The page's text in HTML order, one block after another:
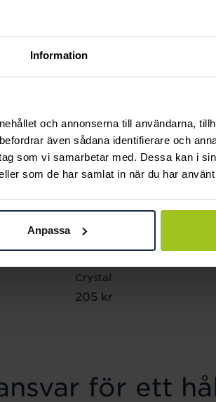
Information
och annonserna till användarna,
även sådana identifierare och
som vi samarbetar med. Dessa kan i
som de har samlat in när du har
Anpassa
Blomdahl
Crystal
Pris :205 kr
205 kr
för ett